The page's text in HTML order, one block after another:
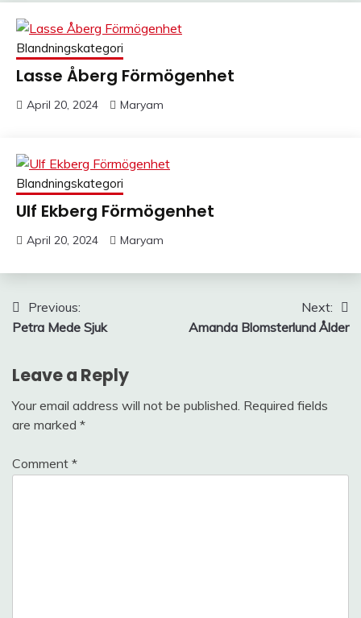
Blandningskategori
Lasse Åberg Förmögenhet
April 20, 2024 Maryam
Blandningskategori
Ulf Ekberg Förmögenhet
April 20, 2024 Maryam
Post
navigation
Previous:
Petra Mede Sjuk
Next:
Amanda Blomsterlund Ålder
Leave a Reply
Your email address will not be published. Required fields
are marked *
Comment *